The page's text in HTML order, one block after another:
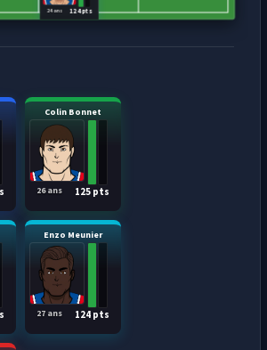
124 pts
24 ans
Colin Bonnet
125 pts
26 ans
Enzo Meunier
124 pts
27 ans